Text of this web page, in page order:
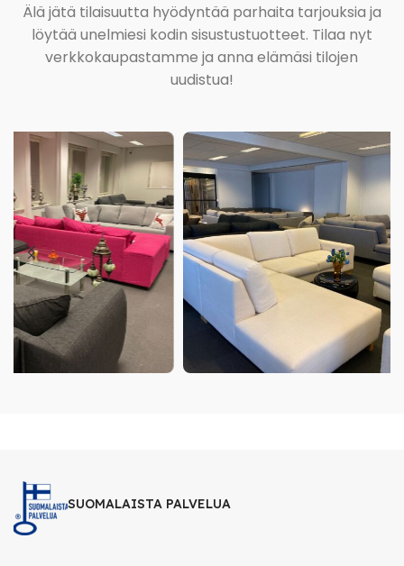
Älä jätä tilaisuutta hyödyntää parhaita tarjouksia ja
löytää unelmiesi kodin sisustustuotteet. Tilaa nyt
verkkokaupastamme ja anna elämäsi tilojen
uudistua!
SUOMALAISTA PALVELUA